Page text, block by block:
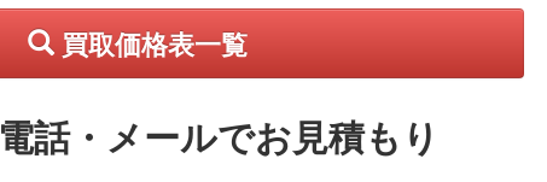
買取価格表一覧
話・メールでお見積もり